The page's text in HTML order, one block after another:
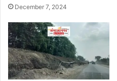
December 7, 2024